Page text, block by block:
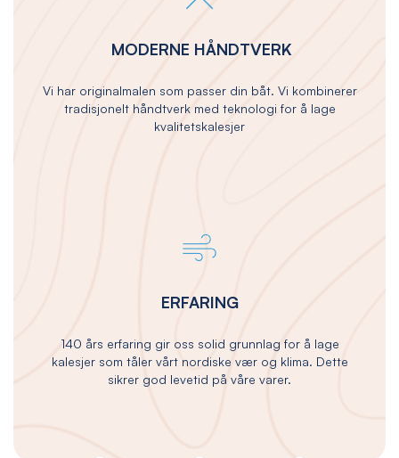
MODERNE HÅNDTVERK
Vi har originalmalen som passer din båt. Vi kombinerer
tradisjonelt håndtverk med teknologi for å lage
kvalitetskalesjer
ERFARING
140 års erfaring gir oss solid grunnlag for å lage
kalesjer som tåler vårt nordiske vær og klima. Dette
sikrer god levetid på våre varer.